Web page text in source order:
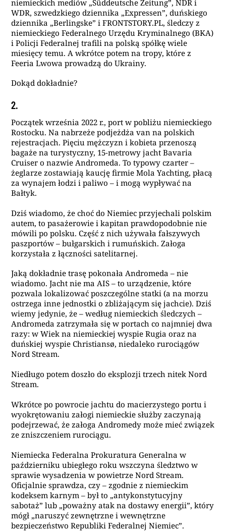
niemieckich mediów „Süddeutsche Zeitung”, NDR i
WDR, szwedzkiego dziennika „Expressen”, duńskiego
dziennika „Berlingske” i FRONTSTORY.PL, śledczy z
niemieckiego Federalnego Urzędu Kryminalnego (BKA)
i Policji Federalnej trafili na polską spółkę wiele
miesięcy temu. A wkrótce potem na tropy, które z
Feeria Lwowa prowadzą do Ukrainy.
Dokąd dokładnie?
2.
Początek września 2022 r., port w pobliżu niemieckiego
Rostocku. Na nabrzeże podjeżdża van na polskich
rejestracjach. Pięciu mężczyzn i kobieta przenoszą
bagaże na turystyczny, 15-metrowy jacht Bavaria
Cruiser o nazwie Andromeda. To typowy czarter –
żeglarze zostawiają kaucję firmie Mola Yachting, płacą
za wynajem łodzi i paliwo – i mogą wypływać na
Bałtyk.
Dziś wiadomo, że choć do Niemiec przyjechali polskim
autem, to pasażerowie i kapitan prawdopodobnie nie
mówili po polsku. Część z nich używała fałszywych
paszportów – bułgarskich i rumuńskich. Załoga
korzystała z łączności satelitarnej.
Jaką dokładnie trasę pokonała Andromeda – nie
wiadomo. Jacht nie ma AIS – to urządzenie, które
pozwala lokalizować poszczególne statki (a na morzu
ostrzega inne jednostki o zbliżającym się jachcie). Dziś
wiemy jedynie, że – według niemieckich śledczych –
Andromeda zatrzymała się w portach co najmniej dwa
razy: w Wiek na niemieckiej wyspie Rugia oraz na
duńskiej wyspie Christiansø, niedaleko rurociągów
Nord Stream.
Niedługo potem doszło do eksplozji trzech nitek Nord
Stream.
Wkrótce po powrocie jachtu do macierzystego portu i
wyokrętowaniu załogi niemieckie służby zaczynają
podejrzewać, że załoga Andromedy może mieć związek
ze zniszczeniem rurociągu.
Niemiecka Federalna Prokuratura Generalna w
październiku ubiegłego roku wszczyna śledztwo w
sprawie wysadzenia w powietrze Nord Stream.
Oficjalnie sprawdza, czy – zgodnie z niemieckim
kodeksem karnym – był to „antykonstytucyjny
sabotaż” lub „poważny atak na dostawy energii”, który
mógł „naruszyć zewnętrzne i wewnętrzne
bezpieczeństwo Republiki Federalnej Niemiec”.